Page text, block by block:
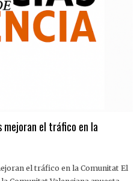
el tráfico en la
el tráfico en la Comunitat El